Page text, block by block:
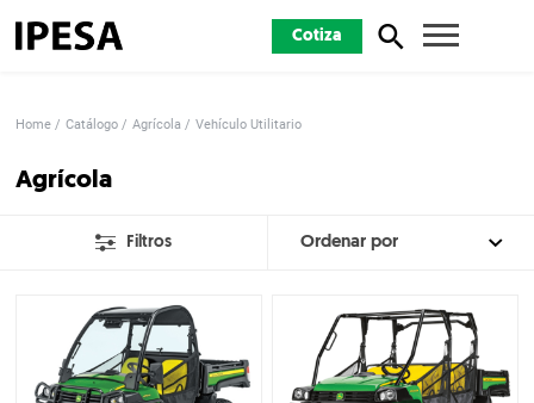
Cotiza
Home Catálogo Agrícola Vehículo Utilitario
Agrícola
Filtros